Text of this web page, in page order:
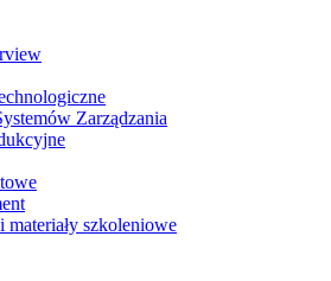
Zarządzania
szkoleniowe